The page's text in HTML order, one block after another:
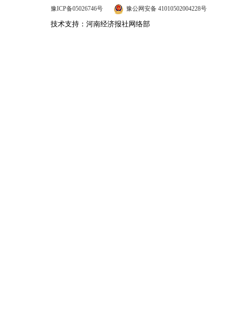
豫ICP备05026746号 豫公网安备 41010502004228号
技术支持：河南经济报社网络部